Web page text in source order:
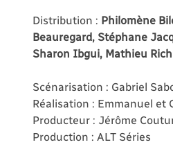
Distribution : Philomène
Beauregard, Stéphane
Sharon Ibgui, Mathieu
Scénarisation : Gabriel
Réalisation : Emmanuel et
Producteur : Jérôme
Production : ALT Séries